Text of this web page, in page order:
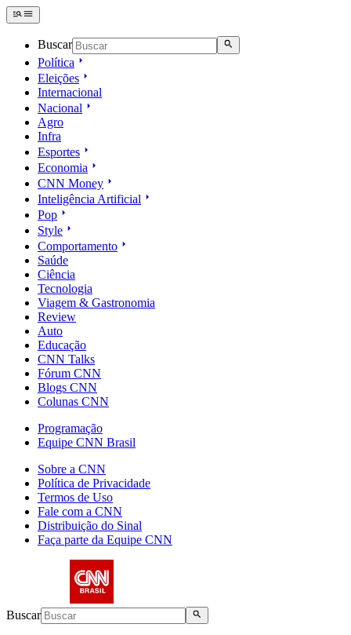
Buscar
Política
Eleições
Internacional
Nacional
Agro
Infra
Esportes
Economia
CNN Money
Inteligência Artificial
Pop
Style
Comportamento
Saúde
Ciência
Tecnologia
Viagem & Gastronomia
Review
Auto
Educação
CNN Talks
Fórum CNN
Blogs CNN
Colunas CNN
Programação
Equipe CNN Brasil
Sobre a CNN
Política de Privacidade
Termos de Uso
Fale com a CNN
Distribuição do Sinal
Faça parte da Equipe CNN
Buscar